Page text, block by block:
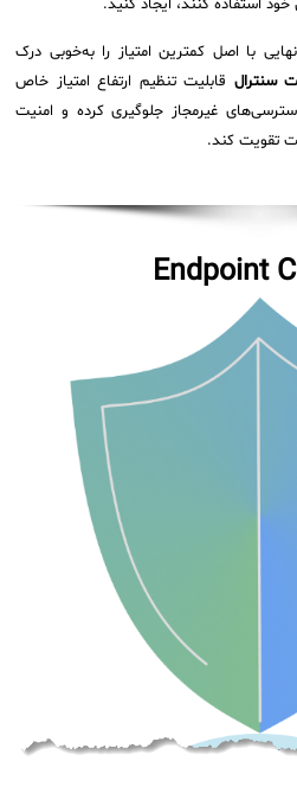
استفاده کنند، ایجاد کنید.
با اصل کمترین امتیاز را به‌خوبی درک
سنترال قابلیت تنظیم ارتفاع امتیاز خاص
غیرمجاز جلوگیری کرده و امنیت
تقویت کند.
Endpoint